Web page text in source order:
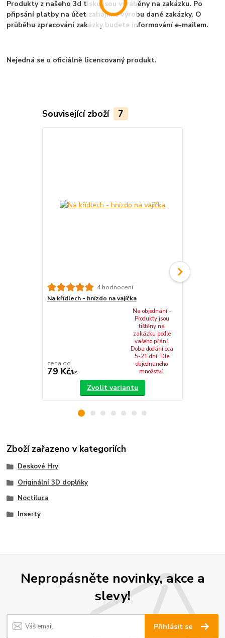
Produkty z našeho 3d tisku jsou vyráběny na zakázku. Po
připsání platby na účet zahájíme výrobu dané zakázky. O
průběhu zpracování zakázky budete informování e-mailem.
Nejedná se o oficiálně licencovaný produkt.
Související zboží 7
4 hodnocení
Na křídlech - hnízdo na vajíčka
cena od
79 Kč/ks
Na objednání -
Produkty jsou
tištěny na
zakázku podle
vašeho přání.
Doba dodání cca
5-21 dní. Dle
objednaného
množství.
Zvolit variantu
Zboží zařazeno v kategoriích
Deskové Hry
Originální 3D doplňky
Noctiluca
Inserty
Nepropásněte novinky, akce a
slevy!
Přihlásit se